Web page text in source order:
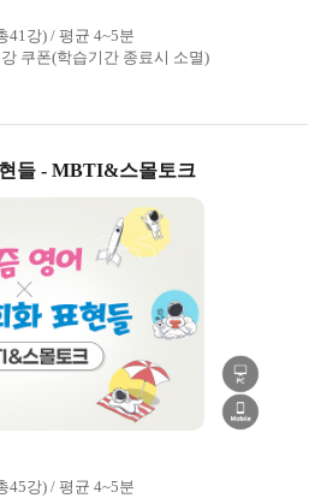
41강) / 평균 4~5분
쿠폰(학습기간 종료시 소멸)
들 - MBTI&스몰토크
45강) / 평균 4~5분